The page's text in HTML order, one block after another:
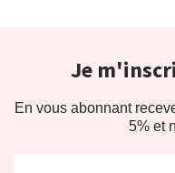
Je
En vous abonnant
5% et